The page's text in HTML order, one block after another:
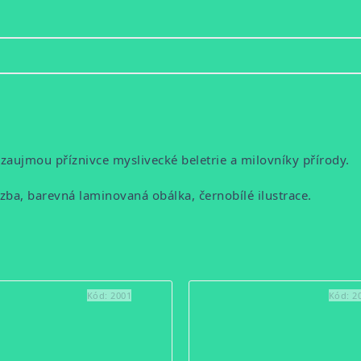
příznivce myslivecké beletrie a milovníky přírody.
barevná laminovaná obálka, černobílé ilustrace.
Kód: 2001 Kód: